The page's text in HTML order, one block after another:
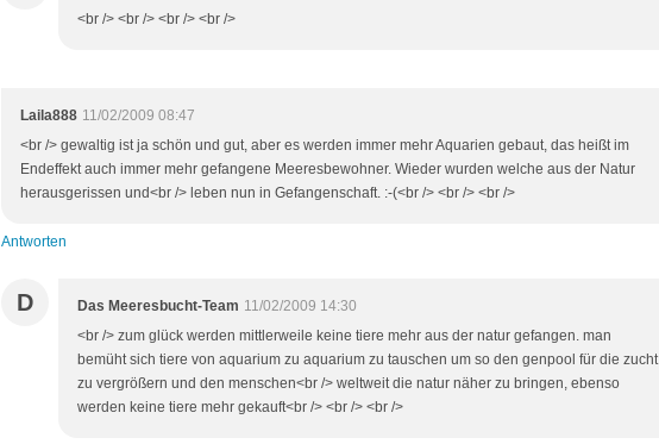
<br /> <br /> <br /> <br />
Laila888 11/02/2009 08:47
<br /> gewaltig ist ja schön und gut, aber es werden immer mehr Aquarien gebaut, das heißt im
Endeffekt auch immer mehr gefangene Meeresbewohner. Wieder wurden welche aus der Natur
herausgerissen und<br /> leben nun in Gefangenschaft. :-(<br /> <br /> <br />
Antworten
D Das Meeresbucht-Team 11/02/2009 14:30
<br /> zum glück werden mittlerweile keine tiere mehr aus der natur gefangen. man
bemüht sich tiere von aquarium zu aquarium zu tauschen um so den genpool für die zucht
zu vergrößern und den menschen<br /> weltweit die natur näher zu bringen, ebenso
werden keine tiere mehr gekauft<br /> <br /> <br />